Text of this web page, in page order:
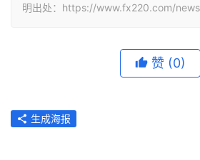
明出处：https://www.fx220.com/
赞 (0)
生成海报